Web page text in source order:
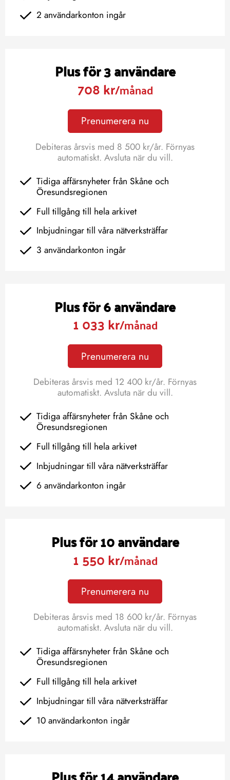
2 användarkonton ingår
Plus för 3 användare
708 kr/månad
Prenumerera nu
Debiteras årsvis med 8 500 kr/år. Förnyas
automatiskt. Avsluta när du vill.
Tidiga affärsnyheter från Skåne och
Öresundsregionen
Full tillgång till hela arkivet
Inbjudningar till våra nätverksträffar
3 användarkonton ingår
Plus för 6 användare
1 033 kr/månad
Prenumerera nu
Debiteras årsvis med 12 400 kr/år. Förnyas
automatiskt. Avsluta när du vill.
Tidiga affärsnyheter från Skåne och
Öresundsregionen
Full tillgång till hela arkivet
Inbjudningar till våra nätverksträffar
6 användarkonton ingår
Plus för 10 användare
1 550 kr/månad
Prenumerera nu
Debiteras årsvis med 18 600 kr/år. Förnyas
automatiskt. Avsluta när du vill.
Tidiga affärsnyheter från Skåne och
Öresundsregionen
Full tillgång till hela arkivet
Inbjudningar till våra nätverksträffar
10 användarkonton ingår